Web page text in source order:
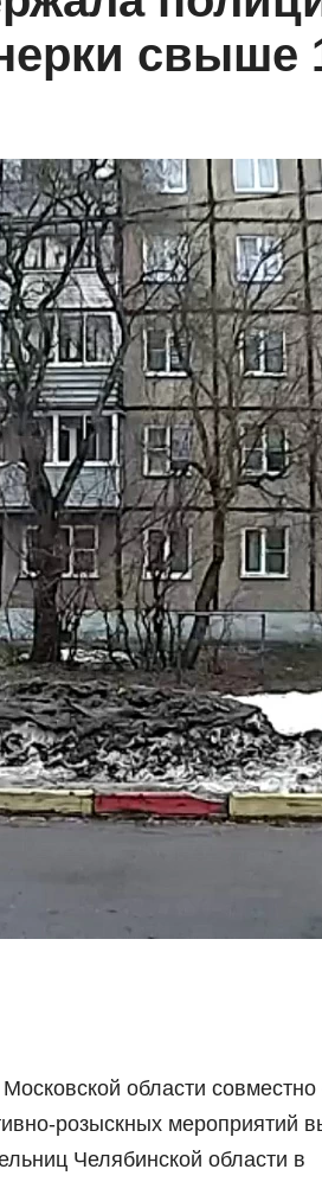
свыше
области совместно
розыскных мероприятий
Челябинской области в